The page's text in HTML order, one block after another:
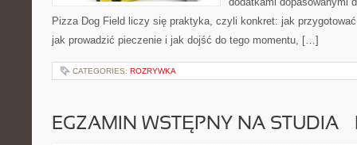
Pizza Dog Field liczy się praktyka, czyli konkret: jak
jak prowadzić pieczenie i jak dojść do tego momentu, […]
CATEGORIES: ROZRYWKA
EGZAMIN WSTĘPNY NA STUDIA